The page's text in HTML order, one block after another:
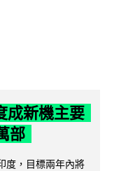
成新機主要
部
度，目標兩年內將